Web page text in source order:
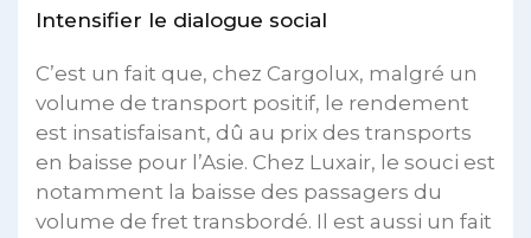
Intensifier le dialogue social
C’est un fait que, chez Cargolux, malgré un
volume de transport positif, le rendement
est insatisfaisant, dû au prix des transports
en baisse pour l’Asie. Chez Luxair, le souci est
notamment la baisse des passagers du
volume de fret transbordé. Il est aussi un fait